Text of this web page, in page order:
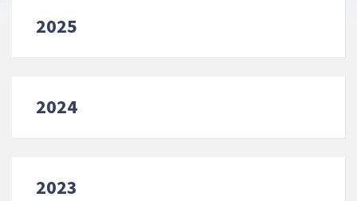
2025
2024
2023